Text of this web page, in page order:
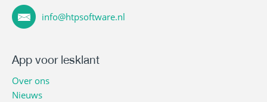
info@htpsoftware.nl
App voor lesklant
Over ons
Nieuws